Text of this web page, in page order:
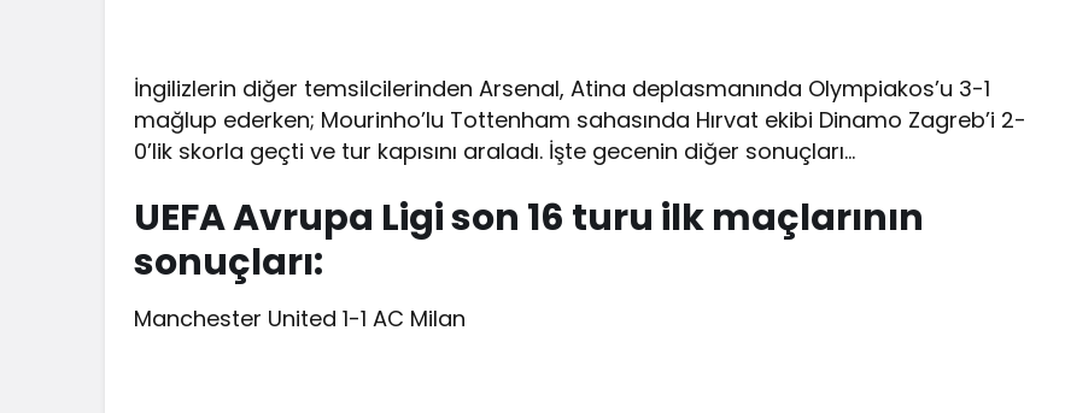
İngilizlerin diğer temsilcilerinden Arsenal, Atina deplasmanında Olympiakos’u 3-1
mağlup ederken; Mourinho’lu Tottenham sahasında Hırvat ekibi Dinamo Zagreb’i 2-
0’lik skorla geçti ve tur kapısını araladı. İşte gecenin diğer sonuçları…
UEFA Avrupa Ligi son 16 turu ilk maçlarının
sonuçları:
Manchester United 1-1 AC Milan